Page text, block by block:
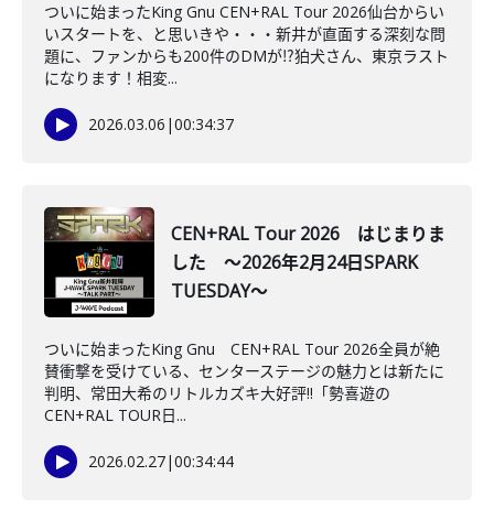
ついに始まったKing Gnu CEN+RAL Tour 2026仙台からい
いスタートを、と思いきや・・・新井が直面する深刻な問
題に、ファンからも200件のDMが⁉狛犬さん、東京ラスト
になります！相変...
2026.03.06 |00:34:37
CEN+RAL Tour 2026 はじまりま
した ～2026年2月24日SPARK
TUESDAY～
ついに始まったKing Gnu CEN+RAL Tour 2026全員が絶
賛衝撃を受けている、センターステージの魅力とは新たに
判明、常田大希のリトルカズキ大好評!!「勢喜遊の
CEN+RAL TOUR日...
2026.02.27|00:34:44